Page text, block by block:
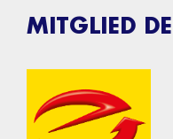
MITGLIED